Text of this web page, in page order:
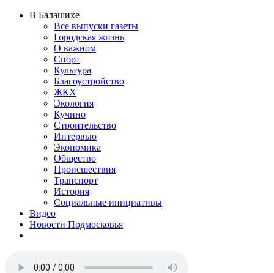
В Балашихе
Все выпуски газеты
Городская жизнь
О важном
Спорт
Культура
Благоустройство
ЖКХ
Экология
Кучино
Строительство
Интервью
Экономика
Общество
Происшествия
Транспорт
История
Социальные инициативы
Видео
Новости Подмосковья